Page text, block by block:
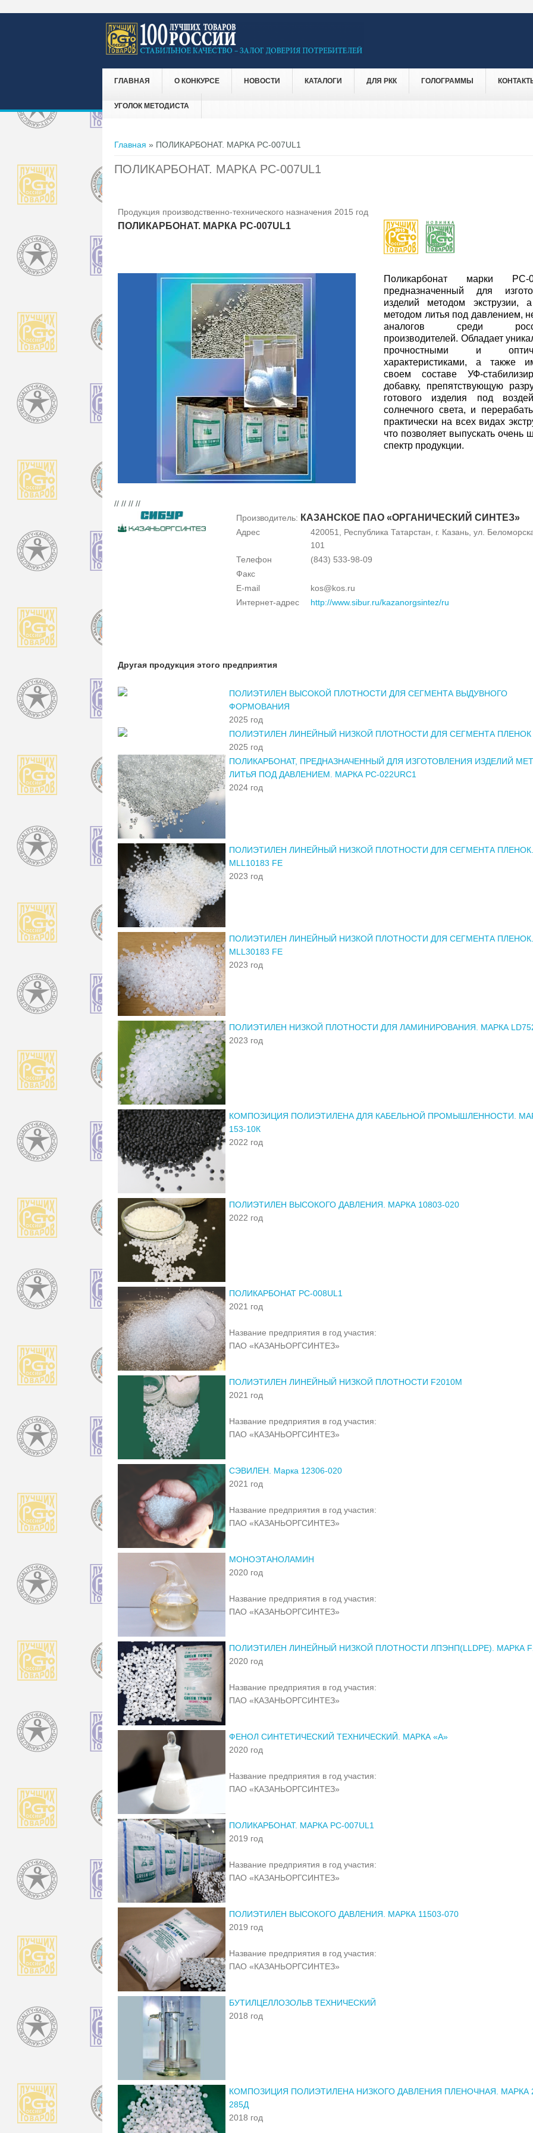
ГЛАВНАЯ О КОНКУРСЕ НОВОСТИ КАТАЛОГИ ДЛЯ РКК ГОЛОГРАММЫ
УГОЛОК МЕТОДИСТА
Вы здесь
Главная » ПОЛИКАРБОНАТ. МАРКА PC-007UL1
ПОЛИКАРБОНАТ. МАРКА PC-007UL1
Продукция производственно-технического назначения 2015 год
ПОЛИКАРБОНАТ. МАРКА PC-007UL1
Поликарбонат марки PC-
предназначенный для
изделий методом экструзии,
методом литья под давлением,
аналогов среди
производителей. Обладает
прочностными и
характеристиками, а также
своем составе УФ-
добавку, препятствующую
готового изделия под
солнечного света, и
практически на всех видах
что позволяет выпускать очень
спектр продукции.
// // // //
Производитель: КАЗАНСКОЕ ПАО «ОРГАНИЧЕСКИЙ СИНТЕЗ»
Адрес
420051, Республика Татарстан, г. Казань, ул.
101
Телефон
(843) 533-98-09
Факс
E-mail
kos@kos.ru
Интернет-адрес
http://www.sibur.ru/kazanorgsintez/ru
Другая продукция этого предприятия
ПОЛИЭТИЛЕН ВЫСОКОЙ ПЛОТНОСТИ ДЛЯ СЕГМЕНТА ВЫДУВНОГО
ФОРМОВАНИЯ
2025 год
ПОЛИЭТИЛЕН ЛИНЕЙНЫЙ НИЗКОЙ ПЛОТНОСТИ ДЛЯ СЕГМЕНТА ПЛЕНОК
2025 год
ПОЛИКАРБОНАТ, ПРЕДНАЗНАЧЕННЫЙ ДЛЯ ИЗГОТОВЛЕНИЯ ИЗДЕЛИЙ
ЛИТЬЯ ПОД ДАВЛЕНИЕМ. МАРКА PC-022URC1
2024 год
ПОЛИЭТИЛЕН ЛИНЕЙНЫЙ НИЗКОЙ ПЛОТНОСТИ ДЛЯ СЕГМЕНТА
MLL10183 FE
2023 год
ПОЛИЭТИЛЕН ЛИНЕЙНЫЙ НИЗКОЙ ПЛОТНОСТИ ДЛЯ СЕГМЕНТА
MLL30183 FE
2023 год
ПОЛИЭТИЛЕН НИЗКОЙ ПЛОТНОСТИ ДЛЯ ЛАМИНИРОВАНИЯ. МАРКА
2023 год
КОМПОЗИЦИЯ ПОЛИЭТИЛЕНА ДЛЯ КАБЕЛЬНОЙ ПРОМЫШЛЕННОСТИ.
153-10К
2022 год
ПОЛИЭТИЛЕН ВЫСОКОГО ДАВЛЕНИЯ. МАРКА 10803-020
2022 год
ПОЛИКАРБОНАТ PC-008UL1
2021 год
Название предприятия в год участия:
ПАО «КАЗАНЬОРГСИНТЕЗ»
ПОЛИЭТИЛЕН ЛИНЕЙНЫЙ НИЗКОЙ ПЛОТНОСТИ F2010M
2021 год
Название предприятия в год участия:
ПАО «КАЗАНЬОРГСИНТЕЗ»
СЭВИЛЕН. Марка 12306-020
2021 год
Название предприятия в год участия:
ПАО «КАЗАНЬОРГСИНТЕЗ»
МОНОЭТАНОЛАМИН
2020 год
Название предприятия в год участия:
ПАО «КАЗАНЬОРГСИНТЕЗ»
ПОЛИЭТИЛЕН ЛИНЕЙНЫЙ НИЗКОЙ ПЛОТНОСТИ ЛПЭНП(LLDPE). МАРКА
2020 год
Название предприятия в год участия:
ПАО «КАЗАНЬОРГСИНТЕЗ»
ФЕНОЛ СИНТЕТИЧЕСКИЙ ТЕХНИЧЕСКИЙ. МАРКА «А»
2020 год
Название предприятия в год участия:
ПАО «КАЗАНЬОРГСИНТЕЗ»
ПОЛИКАРБОНАТ. МАРКА PC-007UL1
2019 год
Название предприятия в год участия:
ПАО «КАЗАНЬОРГСИНТЕЗ»
ПОЛИЭТИЛЕН ВЫСОКОГО ДАВЛЕНИЯ. МАРКА 11503-070
2019 год
Название предприятия в год участия:
ПАО «КАЗАНЬОРГСИНТЕЗ»
БУТИЛЦЕЛЛОЗОЛЬВ ТЕХНИЧЕСКИЙ
2018 год
КОМПОЗИЦИЯ ПОЛИЭТИЛЕНА НИЗКОГО ДАВЛЕНИЯ ПЛЕНОЧНАЯ. МАРКА
285Д
2018 год